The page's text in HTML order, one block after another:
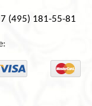
(495) 181-55-81